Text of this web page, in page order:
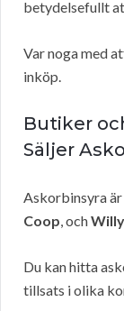
betydelsefullt
Var noga med
inköp.
Butiker
Säljer
Askorbinsyra
Coop, och
Du kan hitta
tillsats i olika